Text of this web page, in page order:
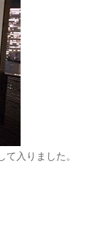
入りました。